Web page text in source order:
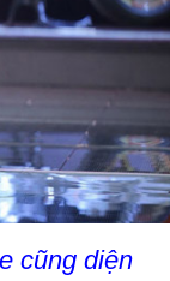
cũng diện